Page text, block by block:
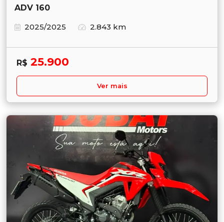
ADV 160
2025/2025
2.843 km
R$ 25.900
Ver mais